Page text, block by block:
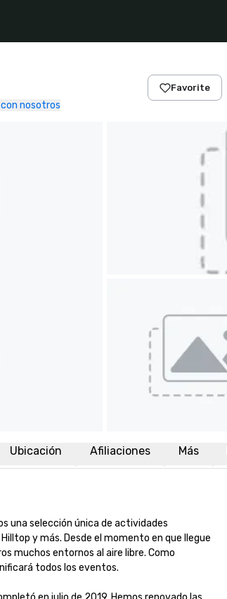
nosotros
Favorite
Ubicación Afiliaciones Más
una selección única de actividades
y más. Desde el momento en que llegue
muchos entornos al aire libre. Como
todos los eventos.